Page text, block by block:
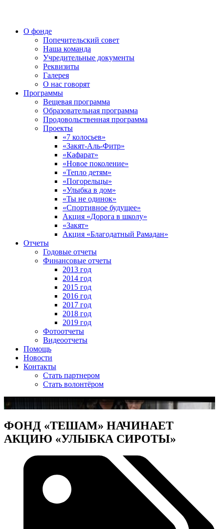
О фонде
Попечительский совет
Наша команда
Учредительные документы
Реквизиты
Галерея
О нас говорят
Программы
Вещевая программа
Образовательная программа
Продовольственная программа
Проекты
«7 колосьев»
«Закят-Аль-Фитр»
«Кафарат»
«Новое поколение»
«Тепло детям»
«Погорельцы»
«Улыбка в дом»
«Ты не одинок»
«Спортивное будущее»
Акция «Дорога в школу»
«Закят»
Акция «Благодатный Рамадан»
Отчеты
Годовые отчеты
Финансовые отчеты
2013 год
2014 год
2015 год
2016 год
2017 год
2018 год
2019 год
Фотоотчеты
Видеоотчеты
Помощь
Новости
Контакты
Стать партнером
Стать волонтёром
ФОНД «ТЕШАМ» НАЧИНАЕТ
АКЦИЮ «УЛЫБКА СИРОТЫ»